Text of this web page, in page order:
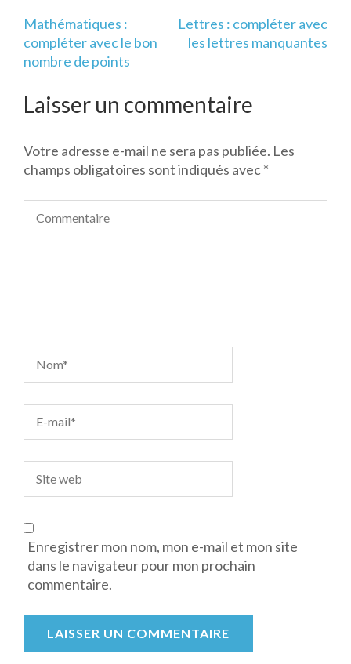
Navigation
de
l’article
Mathématiques :
compléter avec le bon
nombre de points
Lettres : compléter avec
les lettres manquantes
Laisser un commentaire
Votre adresse e-mail ne sera pas publiée. Les
champs obligatoires sont indiqués avec*
Enregistrer mon nom, mon e-mail et mon site
dans le navigateur pour mon prochain
commentaire.